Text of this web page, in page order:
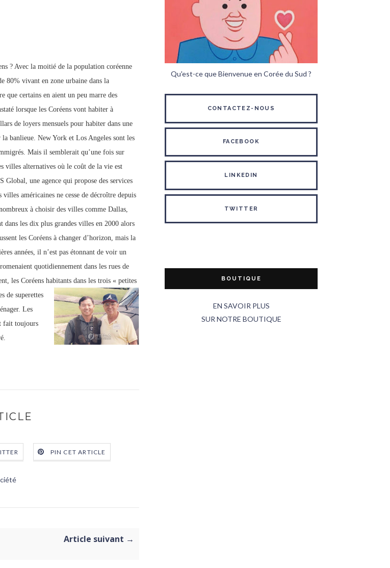
? Avec la moitié de la population coréenne
80% vivant en zone urbaine dans la
que certains en aient un peu marre des
lorsque les Coréens vont habiter à
de loyers mensuels pour habiter dans une
banlieue. New York et Los Angeles sont les
Mais il semblerait qu’une fois sur
villes alternatives où le coût de la vie est
Global, une agence qui propose des services
américaines ne cesse de décroître depuis
breux à choisir des villes comme Dallas,
dans les dix plus grandes villes en 2000 alors
les Coréens à changer d’horizon, mais la
années, il n’est pas étonnant de voir un
quotidiennement dans les rues de
les Coréens habitants dans les trois « petites
de superettes
Les
fait toujours
PIN CET ARTICLE
Article suivant →
Qu'est-ce que Bienvenue en Corée du Sud ?
CONTACTEZ-NOUS
FACEBOOK
LINKEDIN
TWITTER
BOUTIQUE
EN SAVOIR PLUS
SUR NOTRE BOUTIQUE